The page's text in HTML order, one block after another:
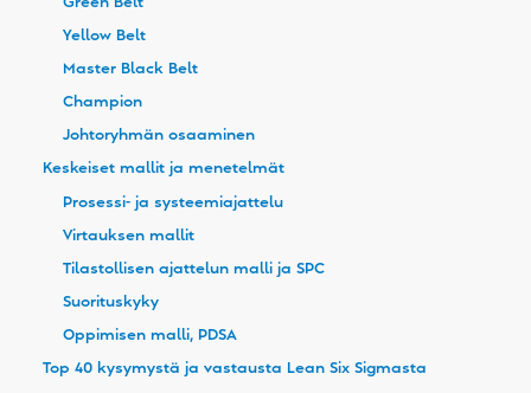
Green Belt
Yellow Belt
Master Black Belt
Champion
Johtoryhmän osaaminen
Keskeiset mallit ja menetelmät
Prosessi- ja systeemiajattelu
Virtauksen mallit
Tilastollisen ajattelun malli ja SPC
Suorituskyky
Oppimisen malli, PDSA
Top 40 kysymystä ja vastausta Lean Six Sigmasta